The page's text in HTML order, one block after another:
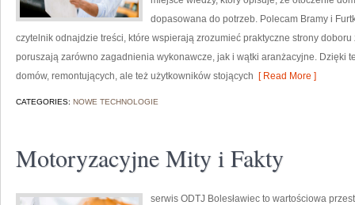
dopasowana do potrzeb. Polecam Bramy i
czytelnik odnajdzie treści, które wspierają zrozumieć praktyczne strony
poruszają zarówno zagadnienia wykonawcze, jak i wątki aranżacyjne. Dzięki
domów, remontujących, ale też użytkowników stojących [ Read More ]
CATEGORIES: NOWE TECHNOLOGIE
Motoryzacyjne Mity i Fakty
serwis ODTJ Bolesławiec to wartościowa